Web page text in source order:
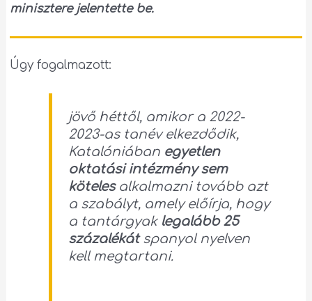
minisztere jelentette be.
Úgy fogalmazott:
jövő héttől, amikor a 2022-
2023-as tanév elkezdődik,
Katalóniában egyetlen
oktatási intézmény sem
kötelesalkalmazni tovább azt
a szabályt, amely előírja, hogy
a tantárgyaklegalább 25
százalékát spanyol nyelven
kell megtartani.